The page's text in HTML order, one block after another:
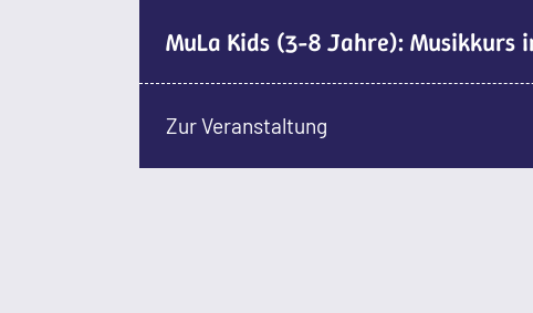
MuLa Kids (3-8 Jahre): Musikkurs
Zur Veranstaltung